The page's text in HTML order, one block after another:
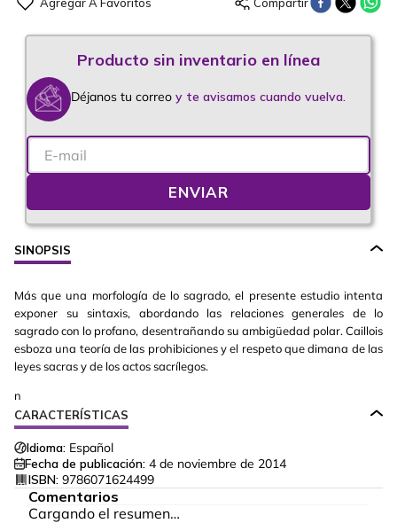
Déjanos tu correo y te avisamos cuando vuelva.
ENVIAR
SINOPSIS
Más que una morfología de lo sagrado, el presente estudio intenta
exponer su sintaxis, abordando las relaciones generales de lo
sagrado con lo profano, desentrañando su ambigüedad polar. Caillois
esboza una teoría de las prohibiciones y el respeto que dimana de las
leyes sacras y de los actos sacrílegos.
n
CARACTERÍSTICAS
Idioma: Español
Fecha de publicación: 4 de noviembre de 2014
ISBN: 9786071624499
Comentarios
Cargando el resumen…